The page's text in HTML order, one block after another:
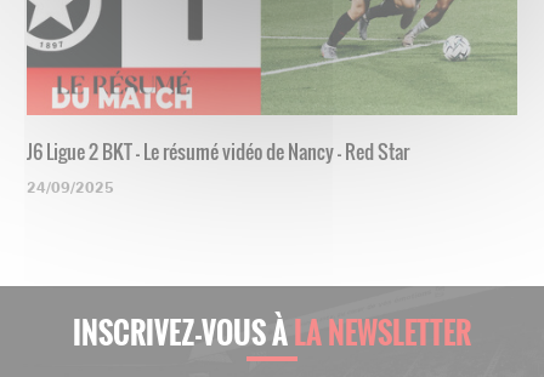
J6 Ligue 2 BKT - Le résumé vidéo de Nancy - Red Star
24/09/2025
INSCRIVEZ-VOUS ÀLA NEWSLETTER